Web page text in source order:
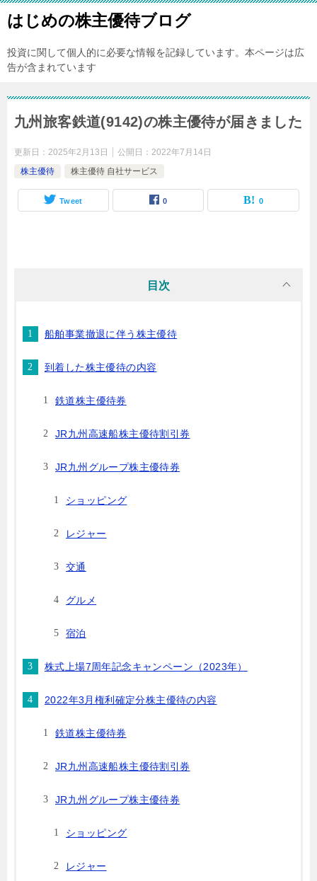
はじめの株主優待ブログ
投資に関して個人的に必要な情報を記録しています。本ページは広
告が含まれています
九州旅客鉄道(9142)の株主優待が届きました
更新日： 2025年2月13日 公開日： 2022年7月14日
株主優待
株主優待 自社サービス
Tweet 0 0
目次
船舶事業撤退に伴う株主優待
到着した株主優待の内容
鉄道株主優待券
JR九州高速船株主優待割引券
JR九州グループ株主優待券
ショッピング
レジャー
交通
グルメ
宿泊
株式上場7周年記念キャンペーン（2023年）
2022年3月権利確定分株主優待の内容
鉄道株主優待券
JR九州高速船株主優待割引券
JR九州グループ株主優待券
ショッピング
レジャー